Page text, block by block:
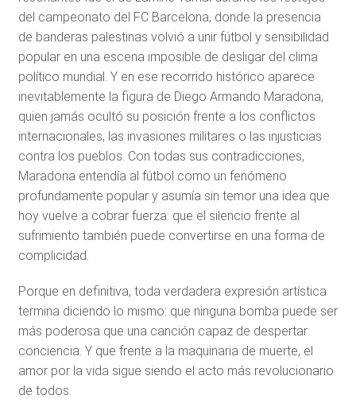
del campeonato del FC Barcelona, donde la presencia
de banderas palestinas volvió a unir fútbol y sensibilidad
popular en una escena imposible de desligar del clima
político mundial. Y en ese recorrido histórico aparece
inevitablemente la figura de Diego Armando Maradona,
quien jamás ocultó su posición frente a los conflictos
internacionales, las invasiones militares o las injusticias
contra los pueblos. Con todas sus contradicciones,
Maradona entendía al fútbol como un fenómeno
profundamente popular y asumía sin temor una idea que
hoy vuelve a cobrar fuerza: que el silencio frente al
sufrimiento también puede convertirse en una forma de
complicidad.
Porque en definitiva, toda verdadera expresión artística
termina diciendo lo mismo: que ninguna bomba puede ser
más poderosa que una canción capaz de despertar
conciencia. Y que frente a la maquinaria de muerte, el
amor por la vida sigue siendo el acto más revolucionario
de todos.